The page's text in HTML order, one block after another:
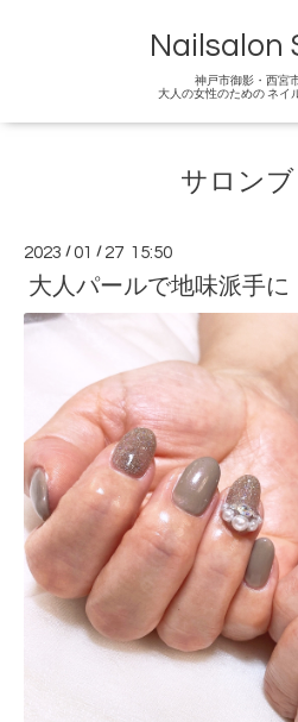
Nailsalon
神戸市御影・西宮
大人の女性のための ネイ
サロン
2023 /01 / 27 15:50
大人パールで地味派手に